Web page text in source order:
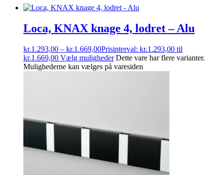
Loca, KNAX knage 4, lodret – Alu
kr.1.293,00 – kr.1.669,00Prisinterval: kr.1.293,00 til
kr.1.669,00 Vælg muligheder Dette vare har flere varianter.
Mulighederne kan vælges på varesiden